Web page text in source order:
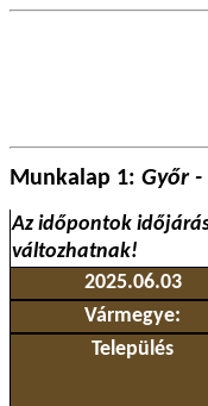
Munkalap 1: Győr -
Az időpontok
változhatnak!
2025.06.03
Vármegye:
Település